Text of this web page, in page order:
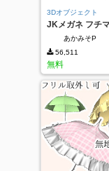
3Dオブジェクト
JKメガネ フチ
あかみそP
56,511
無料